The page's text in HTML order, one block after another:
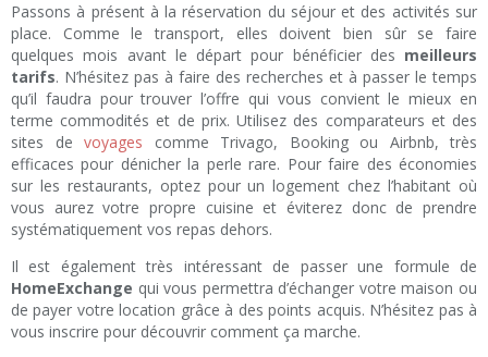
Passons à présent à la réservation du séjour et des activités sur
place. Comme le transport, elles doivent bien sûr se faire
quelques mois avant le départ pour bénéficier des meilleurs
tarifs. N’hésitez pas à faire des recherches et à passer le temps
qu’il faudra pour trouver l’offre qui vous convient le mieux en
terme commodités et de prix. Utilisez des comparateurs et des
sites de voyages comme Trivago, Booking ou Airbnb, très
efficaces pour dénicher la perle rare. Pour faire des économies
sur les restaurants, optez pour un logement chez l’habitant où
vous aurez votre propre cuisine et éviterez donc de prendre
systématiquement vos repas dehors.
Il est également très intéressant de passer une formule de
HomeExchange qui vous permettra d’échanger votre maison ou
de payer votre location grâce à des points acquis. N’hésitez pas à
vous inscrire pour découvrir comment ça marche.